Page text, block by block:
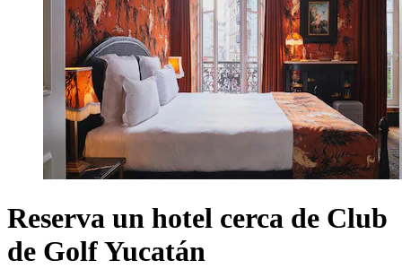
Reserva un hotel cerca de Club
de Golf Yucatán